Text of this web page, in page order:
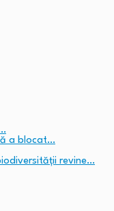
a blocat…
revine…